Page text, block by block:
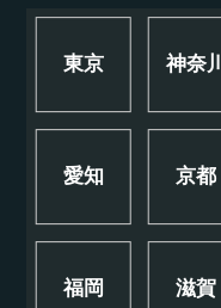
東京 神奈川
愛知 京都
福岡 滋賀